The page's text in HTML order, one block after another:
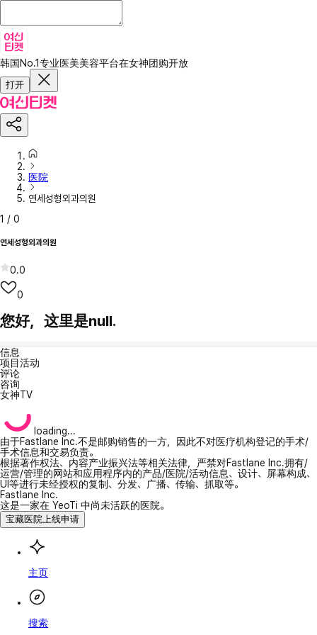
韩国No.1专业医美美容平台在女神团购开放
打开
医院
연세성형외과의원
1 / 0
연세성형외과의원
0.0
0
您好，这里是null.
信息
项目活动
评论
咨询
女神TV
loading...
由于Fastlane Inc.不是邮购销售的一方，因此不对医疗机构登记的手术/
手术信息和交易负责。
根据著作权法、内容产业振兴法等相关法律，严禁对Fastlane Inc.拥有/
运营/管理的网站和应用程序内的产品/医院/活动信息、设计、屏幕构成、
UI等进行未经授权的复制、分发、广播、传输、抓取等。
Fastlane Inc.
这是一家在 YeoTi 中尚未活跃的医院。
宝藏医院上线申请
主页
搜索